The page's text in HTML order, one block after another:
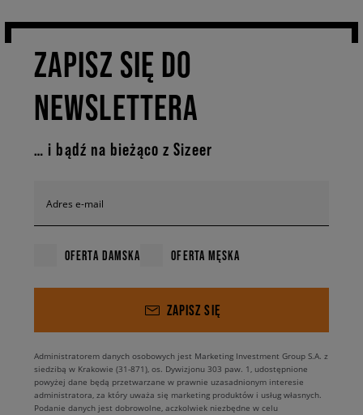
ZAPISZ SIĘ DO
NEWSLETTERA
… i bądź na bieżąco z Sizeer
Adres e-mail
OFERTA DAMSKA OFERTA MĘSKA
ZAPISZ SIĘ
Administratorem danych osobowych jest Marketing Investment Group S.A. z
siedzibą w Krakowie (31-871), os. Dywizjonu 303 paw. 1, udostępnione
powyżej dane będą przetwarzane w prawnie uzasadnionym interesie
administratora, za który uważa się marketing produktów i usług własnych.
Podanie danych jest dobrowolne, aczkolwiek niezbędne w celu